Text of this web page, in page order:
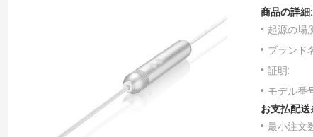
商品の詳細:
起源の場
ブランド
証明:
モデル番
お支払配送
最小注文